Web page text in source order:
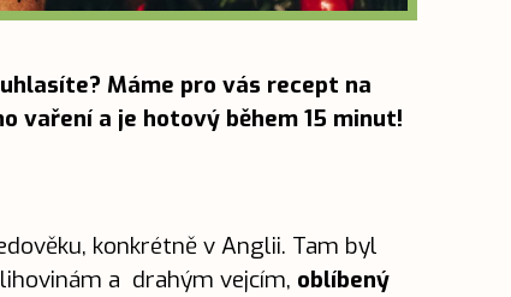
Máme pro vás recept na
vaření a je hotový během 15 minut!
konkrétně v Anglii. Tam byl
a drahým vejcím, oblíbený